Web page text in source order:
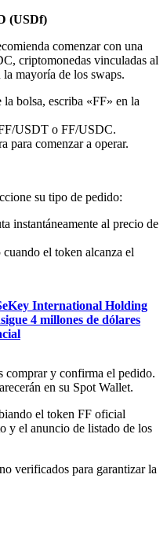
(USDf)
comenzar con una
criptomonedas vinculadas al
la mayoría de los swaps.
bolsa, escriba «FF» en la
USDT o FF/USDC.
para comenzar a operar.
su tipo de pedido:
instantáneamente al precio de
cuando el token alcanza el
International Holding
4 millones de dólares
comprar y confirma el pedido.
en su Spot Wallet.
el token FF oficial
y el anuncio de listado de los
verificados para garantizar la